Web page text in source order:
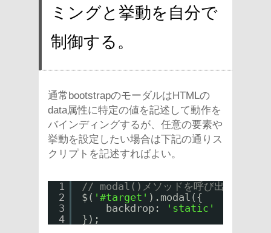
ミングと挙動を自分で
制御する。
通常bootstrapのモーダルはHTMLの
data属性に特定の値を記述して動作を
バインディングするが、任意の要素や
挙動を設定したい場合は下記の通りス
クリプトを記述すればよい。
1
2
3
4
// modal()メソッドを呼び出した瞬間
$( '#target' ).modal({
backdrop:
'static'
});